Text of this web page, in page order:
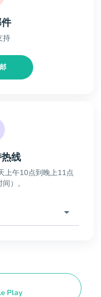
持
线
上午10点到晚上11点
）。
Play